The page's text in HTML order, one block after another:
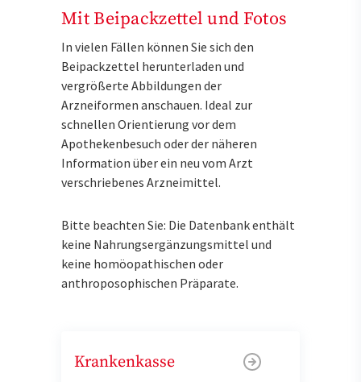
Mit Beipackzettel und Fotos
In vielen Fällen können Sie sich den
Beipackzettel herunterladen und
vergrößerte Abbildungen der
Arzneiformen anschauen. Ideal zur
schnellen Orientierung vor dem
Apothekenbesuch oder der näheren
Information über ein neu vom Arzt
verschriebenes Arzneimittel.
Bitte beachten Sie: Die Datenbank enthält
keine Nahrungsergänzungsmittel und
keine homöopathischen oder
anthroposophischen Präparate.
Krankenkasse